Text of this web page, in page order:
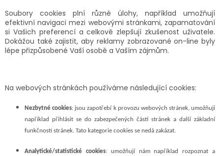
Soubory cookies plní různé úlohy, například umožňují
efektivní navigaci mezi webovými stránkami, zapamatování
si Vašich preferencí a celkově zlepšují zkušenost uživatele.
Dokážou také zajistit, aby reklamy zobrazované on-line byly
lépe přizpůsobené Vaší osobě a Vaším zájmům.
Na webových stránkách používáme následující cookies:
Nezbytné cookies: jsou zapotřebí k provozu webových stránek, umožňují
například přihlásit se do zabezpečených částí stránek a další základní
funkčnosti stránek. Tato kategorie cookies se nedá zakázat.
Analytické/statistické cookies: umožňují nám například rozpoznat a